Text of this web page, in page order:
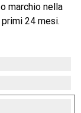
marchio nella
24 mesi.